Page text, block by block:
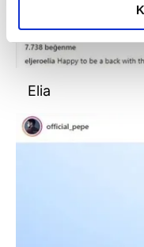
olduğunu ve sizlere
elimizden gelen
reklamların
kalemimiz olduğunu
takdirde, kullanıcılara
gösterilmeyecektir."
Sizlere daha iyi bir
Sitemizde kendimize
kullanılmaktadır. Bu
verileriniz işlenmekte
Elia